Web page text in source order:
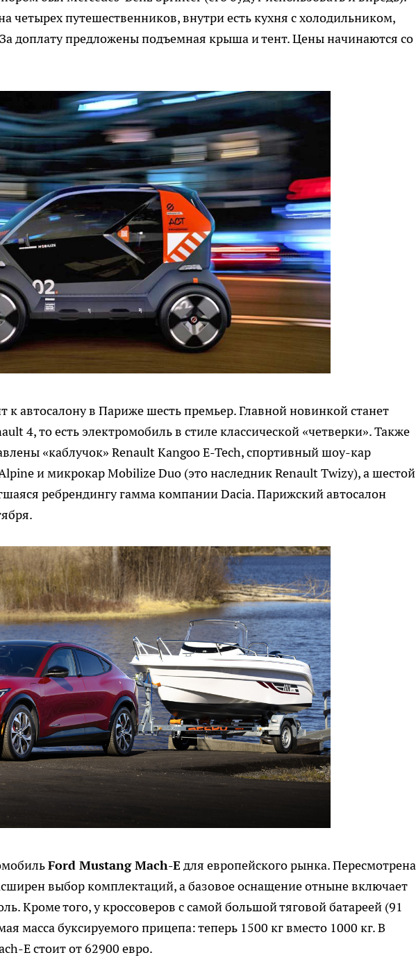
четырех путешественников, внутри есть кухня с холодильником,
доплату предложены подъемная крыша и тент. Цены начинаются со
к автосалону в Париже шесть премьер. Главной новинкой станет
4, то есть электромобиль в стиле классической «четверки». Также
«каблучок» Renault Kangoo E-Tech, спортивный шоу-кар
и микрокар Mobilize Duo (это наследник Renault Twizy), а шестой
ребрендингу гамма компании Dacia. Парижский автосалон
Ford Mustang Mach-E для европейского рынка. Пересмотрена
выбор комплектаций, а базовое оснащение отныне включает
Кроме того, у кроссоверов с самой большой тяговой батареей (91
масса буксируемого прицепа: теперь 1500 кг вместо 1000 кг. В
E стоит от 62900 евро.